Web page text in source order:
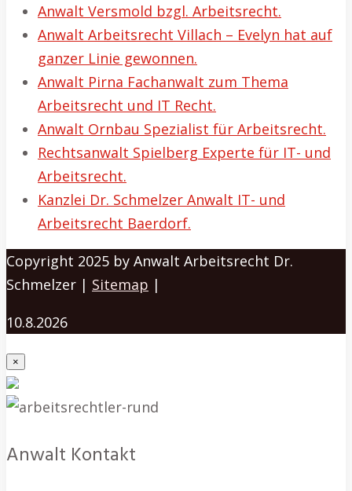
Anwalt Versmold bzgl. Arbeitsrecht.
Anwalt Arbeitsrecht Villach – Evelyn hat auf
ganzer Linie gewonnen.
Anwalt Pirna Fachanwalt zum Thema
Arbeitsrecht und IT Recht.
Anwalt Ornbau Spezialist für Arbeitsrecht.
Rechtsanwalt Spielberg Experte für IT- und
Arbeitsrecht.
Kanzlei Dr. Schmelzer Anwalt IT- und
Arbeitsrecht Baerdorf.
Copyright 2025 by Anwalt Arbeitsrecht Dr.
Schmelzer | Sitemap |
10.8.2026
×
Anwalt Kontakt